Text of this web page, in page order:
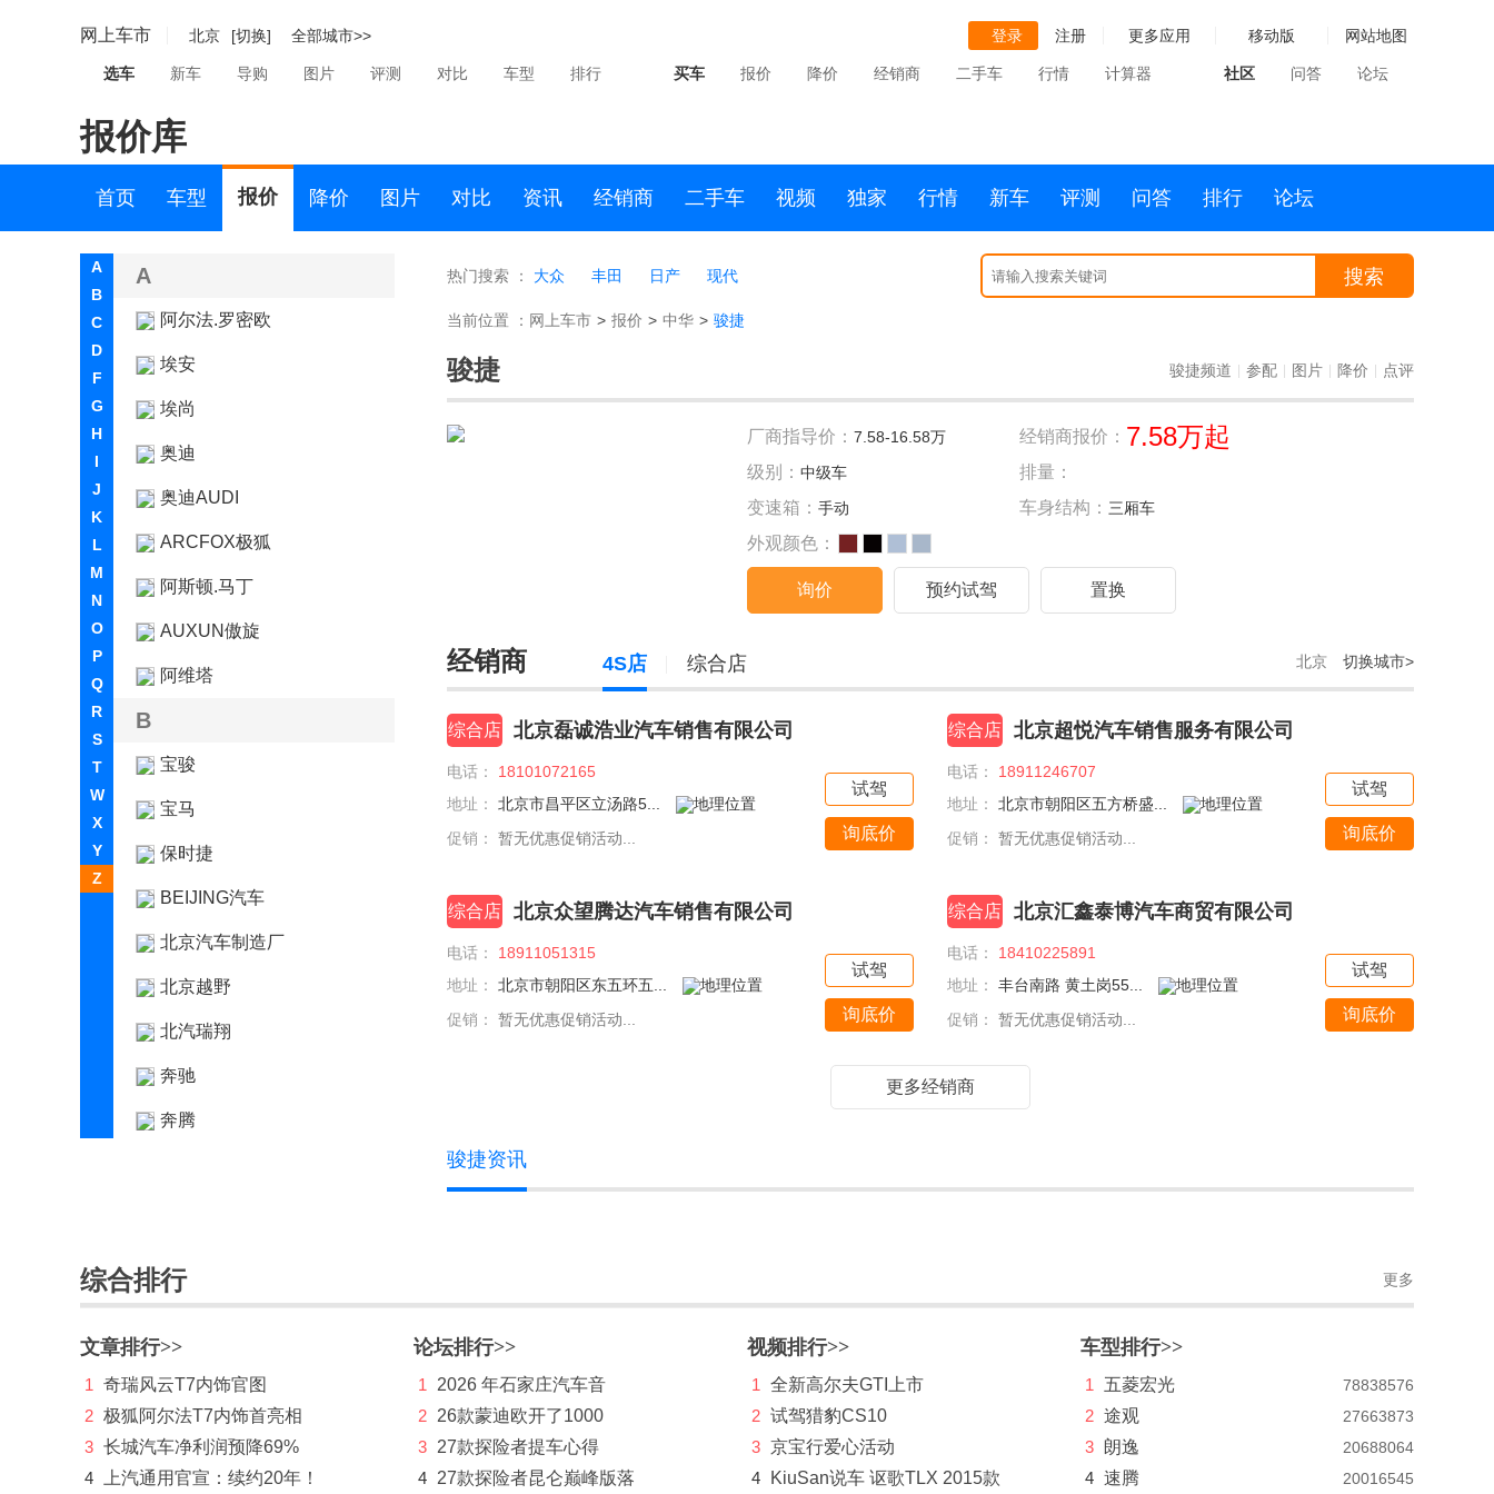
网上车市 北京 [切换] 全部城市>> 登录 注册 更多应用 移动版 网站地图
选车 新车 导购 图片 评测 对比 车型 排行 买车 报价 降价 经销商 二手车 行情 计算器 社区 问答 论坛
报价库
首页 车型 报价 降价 图片 对比 资讯 经销商 二手车 视频 独家 行情 新车 评测 问答 排行 论坛
A
B
C
D
F
G
H
I
J
K
L
M
N
O
P
Q
R
S
T
W
X
Y
Z
A
阿尔法.罗密欧
埃安
埃尚
奥迪
奥迪AUDI
ARCFOX极狐
阿斯顿.马丁
AUXUN傲旋
阿维塔
B
宝骏
宝马
保时捷
BEIJING汽车
北京汽车制造厂
北京越野
北汽瑞翔
奔驰
奔腾
宾利
比亚迪
博速
C
长安凯程
热门搜索 ： 大众 丰田 日产 现代 搜索
当前位置 ： 网上车市 > 报价 > 中华 > 骏捷
骏捷 骏捷频道 参配 图片 降价 点评
厂商指导价： 7.58-16.58万 经销商报价： 7.58万起
级别： 中级车
排量：
变速箱： 手动 车身结构： 三厢车
外观颜色：
询价 预约试驾 置换
经销商 北京 切换城市>
4S店 综合店
综合店 北京磊诚浩业汽车销售有限公司
电话：
18101072165
地址：
北京市昌平区立汤路5...
促销：
暂无优惠促销活动...
试驾
询底价
综合店 北京超悦汽车销售服务有限公司
电话：
18911246707
地址：
北京市朝阳区五方桥盛...
促销：
暂无优惠促销活动...
试驾
询底价
综合店 北京众望腾达汽车销售有限公司
电话：
18911051315
地址：
北京市朝阳区东五环五...
促销：
暂无优惠促销活动...
试驾
询底价
综合店 北京汇鑫泰博汽车商贸有限公司
电话：
18410225891
地址：
丰台南路 黄土岗55...
促销：
暂无优惠促销活动...
试驾
询底价
更多经销商
骏捷资讯
综合排行 更多
文章排行>>
1
奇瑞风云T7内饰官图
2 极狐阿尔法T7内饰首亮相
3 长城汽车净利润预降69%
4
上汽通用官宣：续约20年！
论坛排行>>
1
2026 年石家庄汽车音
2 26款蒙迪欧开了1000
3 27款探险者提车心得
4 27款探险者昆仑巅峰版落
视频排行>>
1
全新高尔夫GTI上市
2 试驾猎豹CS10
3 京宝行爱心活动
4
KiuSan说车 讴歌TLX 2015款
车型排行>>
1 五菱宏光 78838576
2 途观 27663873
3 朗逸 20688064
4 速腾 20016545